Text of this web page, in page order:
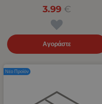
3.99 €
Αγοράστε
Νέο Προϊόν